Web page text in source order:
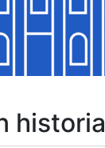
historia